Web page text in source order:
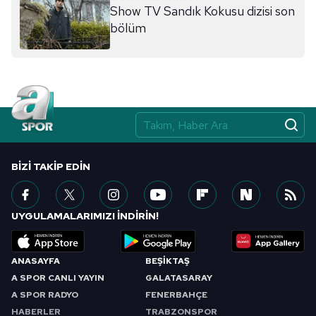
Show TV Sandık Kokusu dizisi son
bölüm
ANASAYFA
A SPOR CANLI YAYIN
A SPOR RADYO
HABERLER
BEŞİKTAŞ
GALATASARAY
FENERBAHÇE
TRABZONSPOR
BIZI TAKIP EDIN
UYGULAMALARIMIZI İNDİRİN!